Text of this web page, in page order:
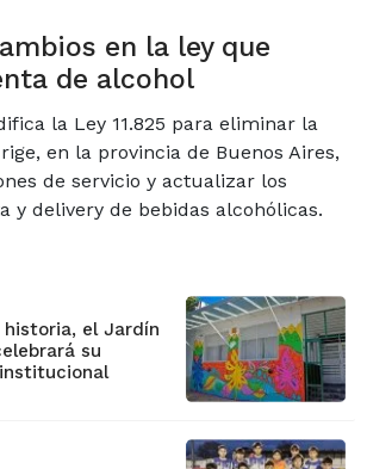
en la ley que
de alcohol
la Ley 11.825 para eliminar la
en la provincia de Buenos Aires,
de servicio y actualizar los
y delivery de bebidas alcohólicas.
historia, el Jardín
su